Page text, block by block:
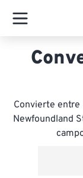
Convierte entre
Newfoundland